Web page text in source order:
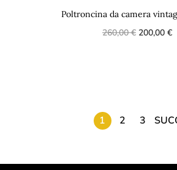
Poltroncina da camera
260,00€ 200,00 €
1 2 3